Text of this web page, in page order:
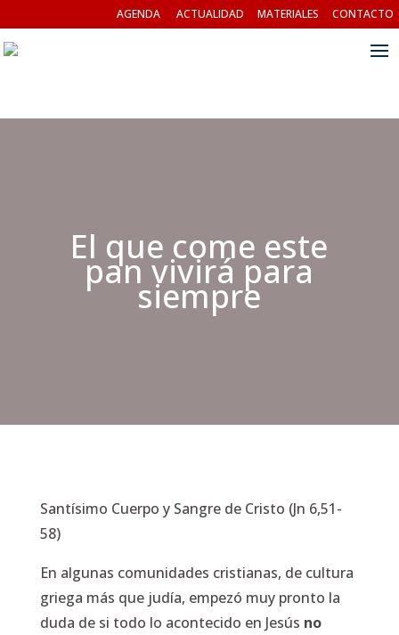
AGENDA ACTUALIDAD MATERIALES CONTACTO
El que come este
pan vivirá para
siempre
Santísimo Cuerpo y Sangre de Cristo (Jn 6,51-
58)
En algunas comunidades cristianas, de cultura
griega más que judía, empezó muy pronto la
duda de si todo lo acontecido en Jesús no